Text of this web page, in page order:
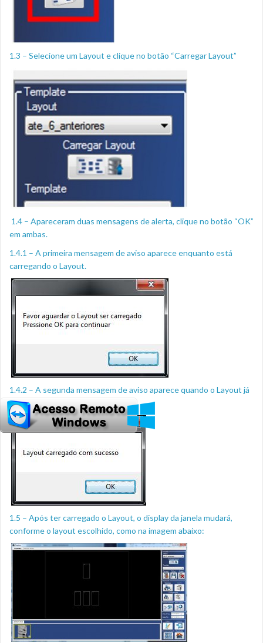
1.3 – Selecione um Layout e clique no botão “Carregar Layout”
1.4 – Apareceram duas mensagens de alerta, clique no botão “OK”
em ambas.
1.4.1 – A primeira mensagem de aviso aparece enquanto está
carregando o Layout.
1.4.2 – A segunda mensagem de aviso aparece quando o Layout já
está carregado.
1.5 – Após ter carregado o Layout, o display da janela mudará,
conforme o layout escolhido, como na imagem abaixo: